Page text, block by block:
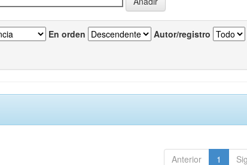
En orden Autor/registro
Anterior 1